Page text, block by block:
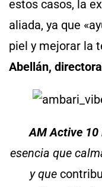
estos casos, la
aliada, ya que
piel y mejorar la
Abellán,
AM Active 10
esencia que
y que